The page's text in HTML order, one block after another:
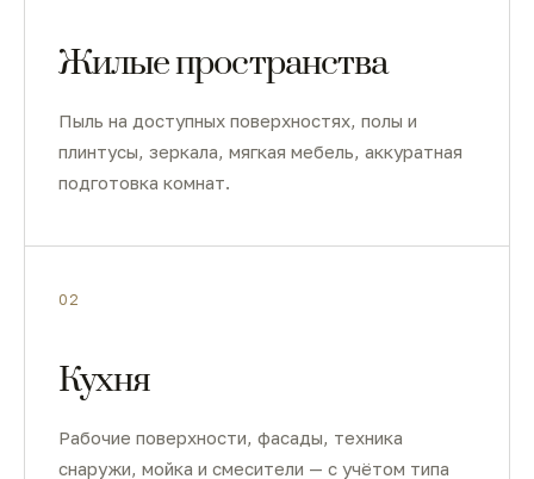
Жилые пространства
Пыль на доступных поверхностях, полы и
плинтусы, зеркала, мягкая мебель, аккуратная
подготовка комнат.
02
Кухня
Рабочие поверхности, фасады, техника
снаружи, мойка и смесители — с учётом типа